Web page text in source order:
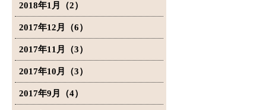
2018年1月（2）
2017年12月（6）
2017年11月（3）
2017年10月（3）
2017年9月（4）